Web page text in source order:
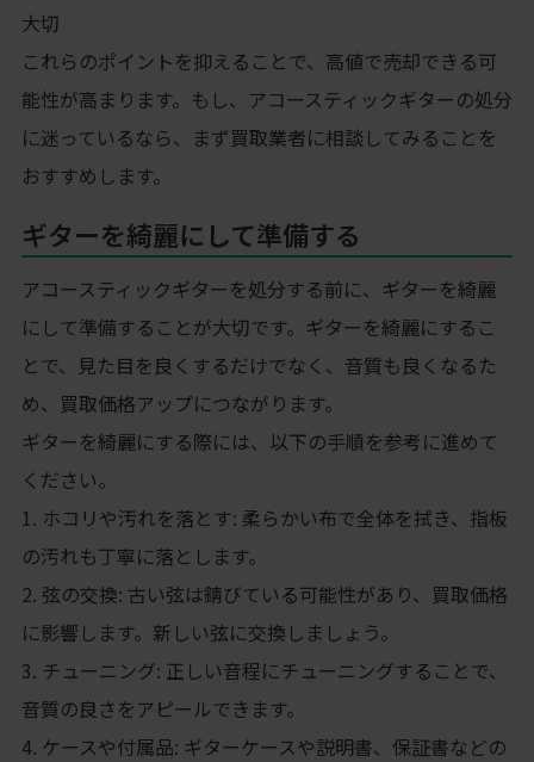
大切
これらのポイントを抑えることで、高値で売却できる可
能性が高まります。もし、アコースティックギターの処分
に迷っているなら、まず買取業者に相談してみることを
おすすめします。
ギターを綺麗にして準備する
アコースティックギターを処分する前に、ギターを綺麗
にして準備することが大切です。ギターを綺麗にするこ
とで、見た目を良くするだけでなく、音質も良くなるた
め、買取価格アップにつながります。
ギターを綺麗にする際には、以下の手順を参考に進めて
ください。
1. ホコリや汚れを落とす: 柔らかい布で全体を拭き、指板
の汚れも丁寧に落とします。
2. 弦の交換: 古い弦は錆びている可能性があり、買取価格
に影響します。新しい弦に交換しましょう。
3. チューニング: 正しい音程にチューニングすることで、
音質の良さをアピールできます。
4. ケースや付属品: ギターケースや説明書、保証書などの